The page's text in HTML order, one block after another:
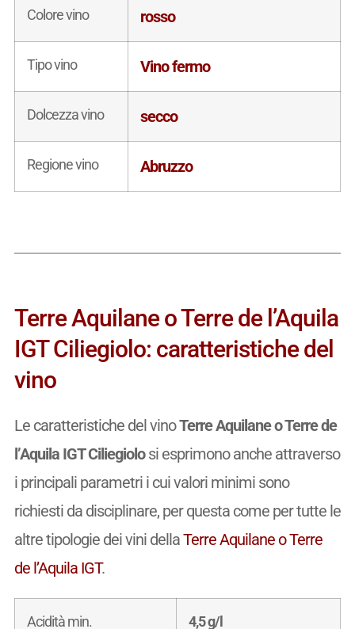
Colore vino rosso
Tipo vino Vino fermo
Dolcezza vino secco
Regione vino Abruzzo
Terre Aquilane o Terre de l’Aquila
IGT Ciliegiolo: caratteristiche del
vino
Le caratteristiche del vinoTerre Aquilane o Terre de
l’Aquila IGT Ciliegiolosi esprimono anche attraverso
i principali parametri i cui valori minimi sono
richiesti da disciplinare, per questa come per tutte le
altre tipologie dei vini dellaTerre Aquilane o Terre
de l’Aquila IGT.
Acidità min. 4,5 g/l